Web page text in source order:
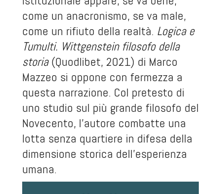
come un anacronismo, se va male,
come un rifiuto della realtà. Logica e
Tumulti. Wittgenstein filosofo della
storia(Quodlibet, 2021) di Marco
Mazzeo si oppone con fermezza a
questa narrazione. Col pretesto di
uno studio sul più grande filosofo del
Novecento, l’autore combatte una
lotta senza quartiere in difesa della
dimensione storica dell’esperienza
umana.